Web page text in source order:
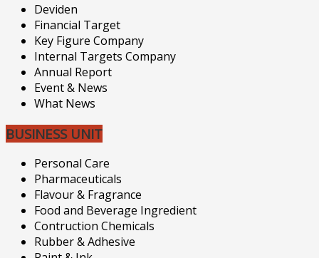
Deviden
Financial Target
Key Figure Company
Internal Targets Company
Annual Report
Event & News
What News
BUSINESS UNIT
Personal Care
Pharmaceuticals
Flavour & Fragrance
Food and Beverage Ingredient
Contruction Chemicals
Rubber & Adhesive